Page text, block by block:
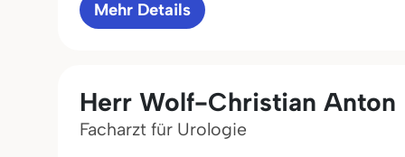
Mehr Details
Herr Wolf-Christian Anton
Facharzt für Urologie